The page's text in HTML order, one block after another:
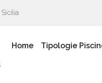
Home Tipologie